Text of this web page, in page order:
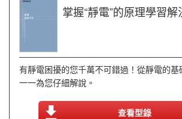
掌握“靜電”的原理學習解
有靜電困擾的您千萬不可錯過！從靜電的
一一為您仔細解說。
查看型錄